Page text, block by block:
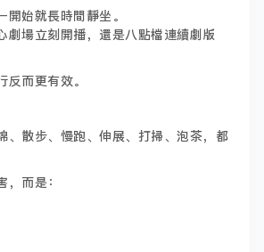
始就長時間靜坐。
劇場立刻開播，還是八點檔連續劇版
而更有效。
、散步、慢跑、伸展、打掃、泡茶，都
而是：